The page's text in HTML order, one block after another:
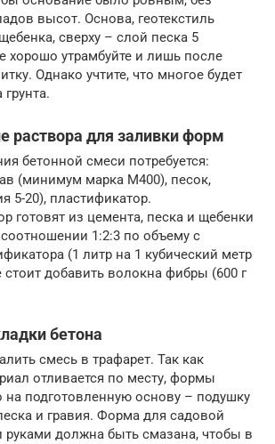
высот. Основа, геотекстиль
сверху – слой песка 5
хорошо утрамбуйте и лишь после
Однако учтите, что многое будет
раствора для заливки форм
бетонной смеси потребуется:
(минимум марка М400), песок,
5-20), пластификатор.
готовят из цемента, песка и щебенки
1:2:3 по объему с
(1 литр на 1 кубический метр
стоит добавить волокна фибры (600 г
бетона
смесь в трафарет. Так как
отливается по месту, формы
подготовленную основу – подушку
и гравия. Форма для садовой
должна быть смазана, чтобы в